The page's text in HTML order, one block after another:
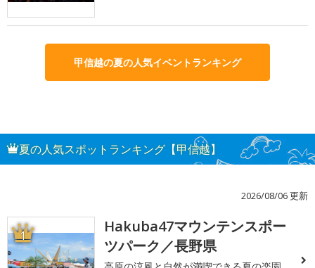
甲信越の夏の人気イベントランキング
夏の人気スポットランキング【甲信越】
2026/08/06 更新
1
Hakuba47マウンテンスポー
ツパーク／長野県